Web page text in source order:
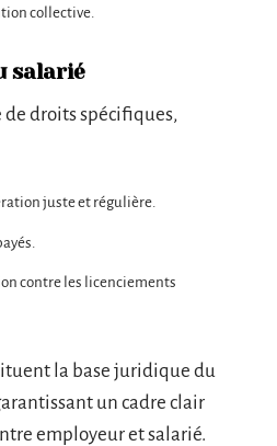
collective.
salarié
droits spécifiques,
juste et régulière.
contre les licenciements
la base juridique du
un cadre clair
employeur et salarié.